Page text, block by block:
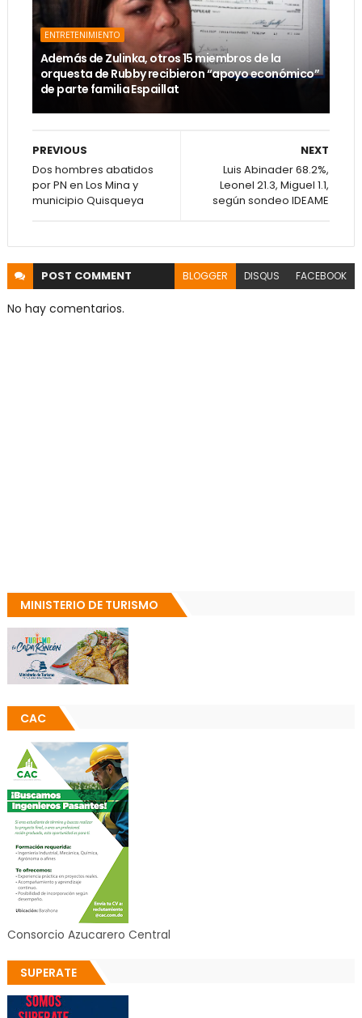
ENTRETENIMIENTO
Además de Zulinka, otros 15 miembros de la
orquesta de Rubby recibieron “apoyo económico”
de parte familia Espaillat
NEXT
Luis Abinader 68.2%,
Leonel 21.3, Miguel 1.1,
según sondeo IDEAME
PREVIOUS
Dos hombres abatidos
por PN en Los Mina y
municipio Quisqueya
POST COMMENT BLOGGER DISQUS FACEBOOK
No hay comentarios.
MINISTERIO DE TURISMO
CAC
Consorcio Azucarero Central
SUPERATE